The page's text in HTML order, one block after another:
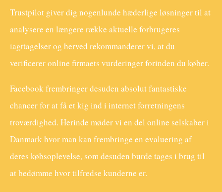
Trustpilot giver dig nogenlunde hæderlige løsninger til at
analysere en længere række aktuelle forbrugeres
iagttagelser og herved rekommanderer vi, at du
verificerer online firmaets vurderinger forinden du køber.
Facebook frembringer desuden absolut fantastiske
chancer for at få et kig ind i internet forretningens
troværdighed. Herinde møder vi en del online selskaber i
Danmark hvor man kan frembringe en evaluering af
deres købsoplevelse, som desuden burde tages i brug til
at bedømme hvor tilfredse kunderne er.